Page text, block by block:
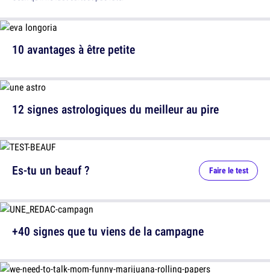
10 avantages à être petite
12 signes astrologiques du meilleur au pire
Es-tu un beauf ? Faire le test
+40 signes que tu viens de la campagne